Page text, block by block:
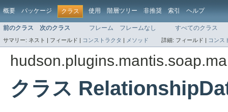
概要 パッケージ クラス 使用 階層ツリー 非推奨 索引 ヘルプ
前のクラス 次のクラス フレーム フレームなし すべてのクラス
サマリー: ネスト | フィールド | コンストラクタ | メソッド 詳細: フィールド | コンス
クラス